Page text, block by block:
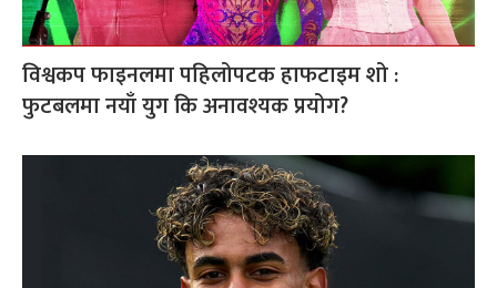
विश्वकप फाइनलमा पहिलोपटक हाफटाइम शो :
फुटबलमा नयाँ युग कि अनावश्यक प्रयोग?